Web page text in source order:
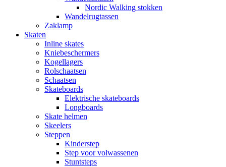
Nordic Walking stokken
Wandelrugtassen
Zaklamp
Skaten
Inline skates
Kniebeschermers
Kogellagers
Rolschaatsen
Schaatsen
Skateboards
Elektrische skateboards
Longboards
Skate helmen
Skeelers
Steppen
Kinderstep
Step voor volwassenen
Stuntsteps